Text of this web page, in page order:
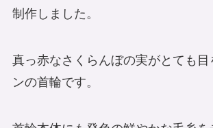
制作しました。
真っ赤なさくらんぼの実がとても目
ンの首輪です。